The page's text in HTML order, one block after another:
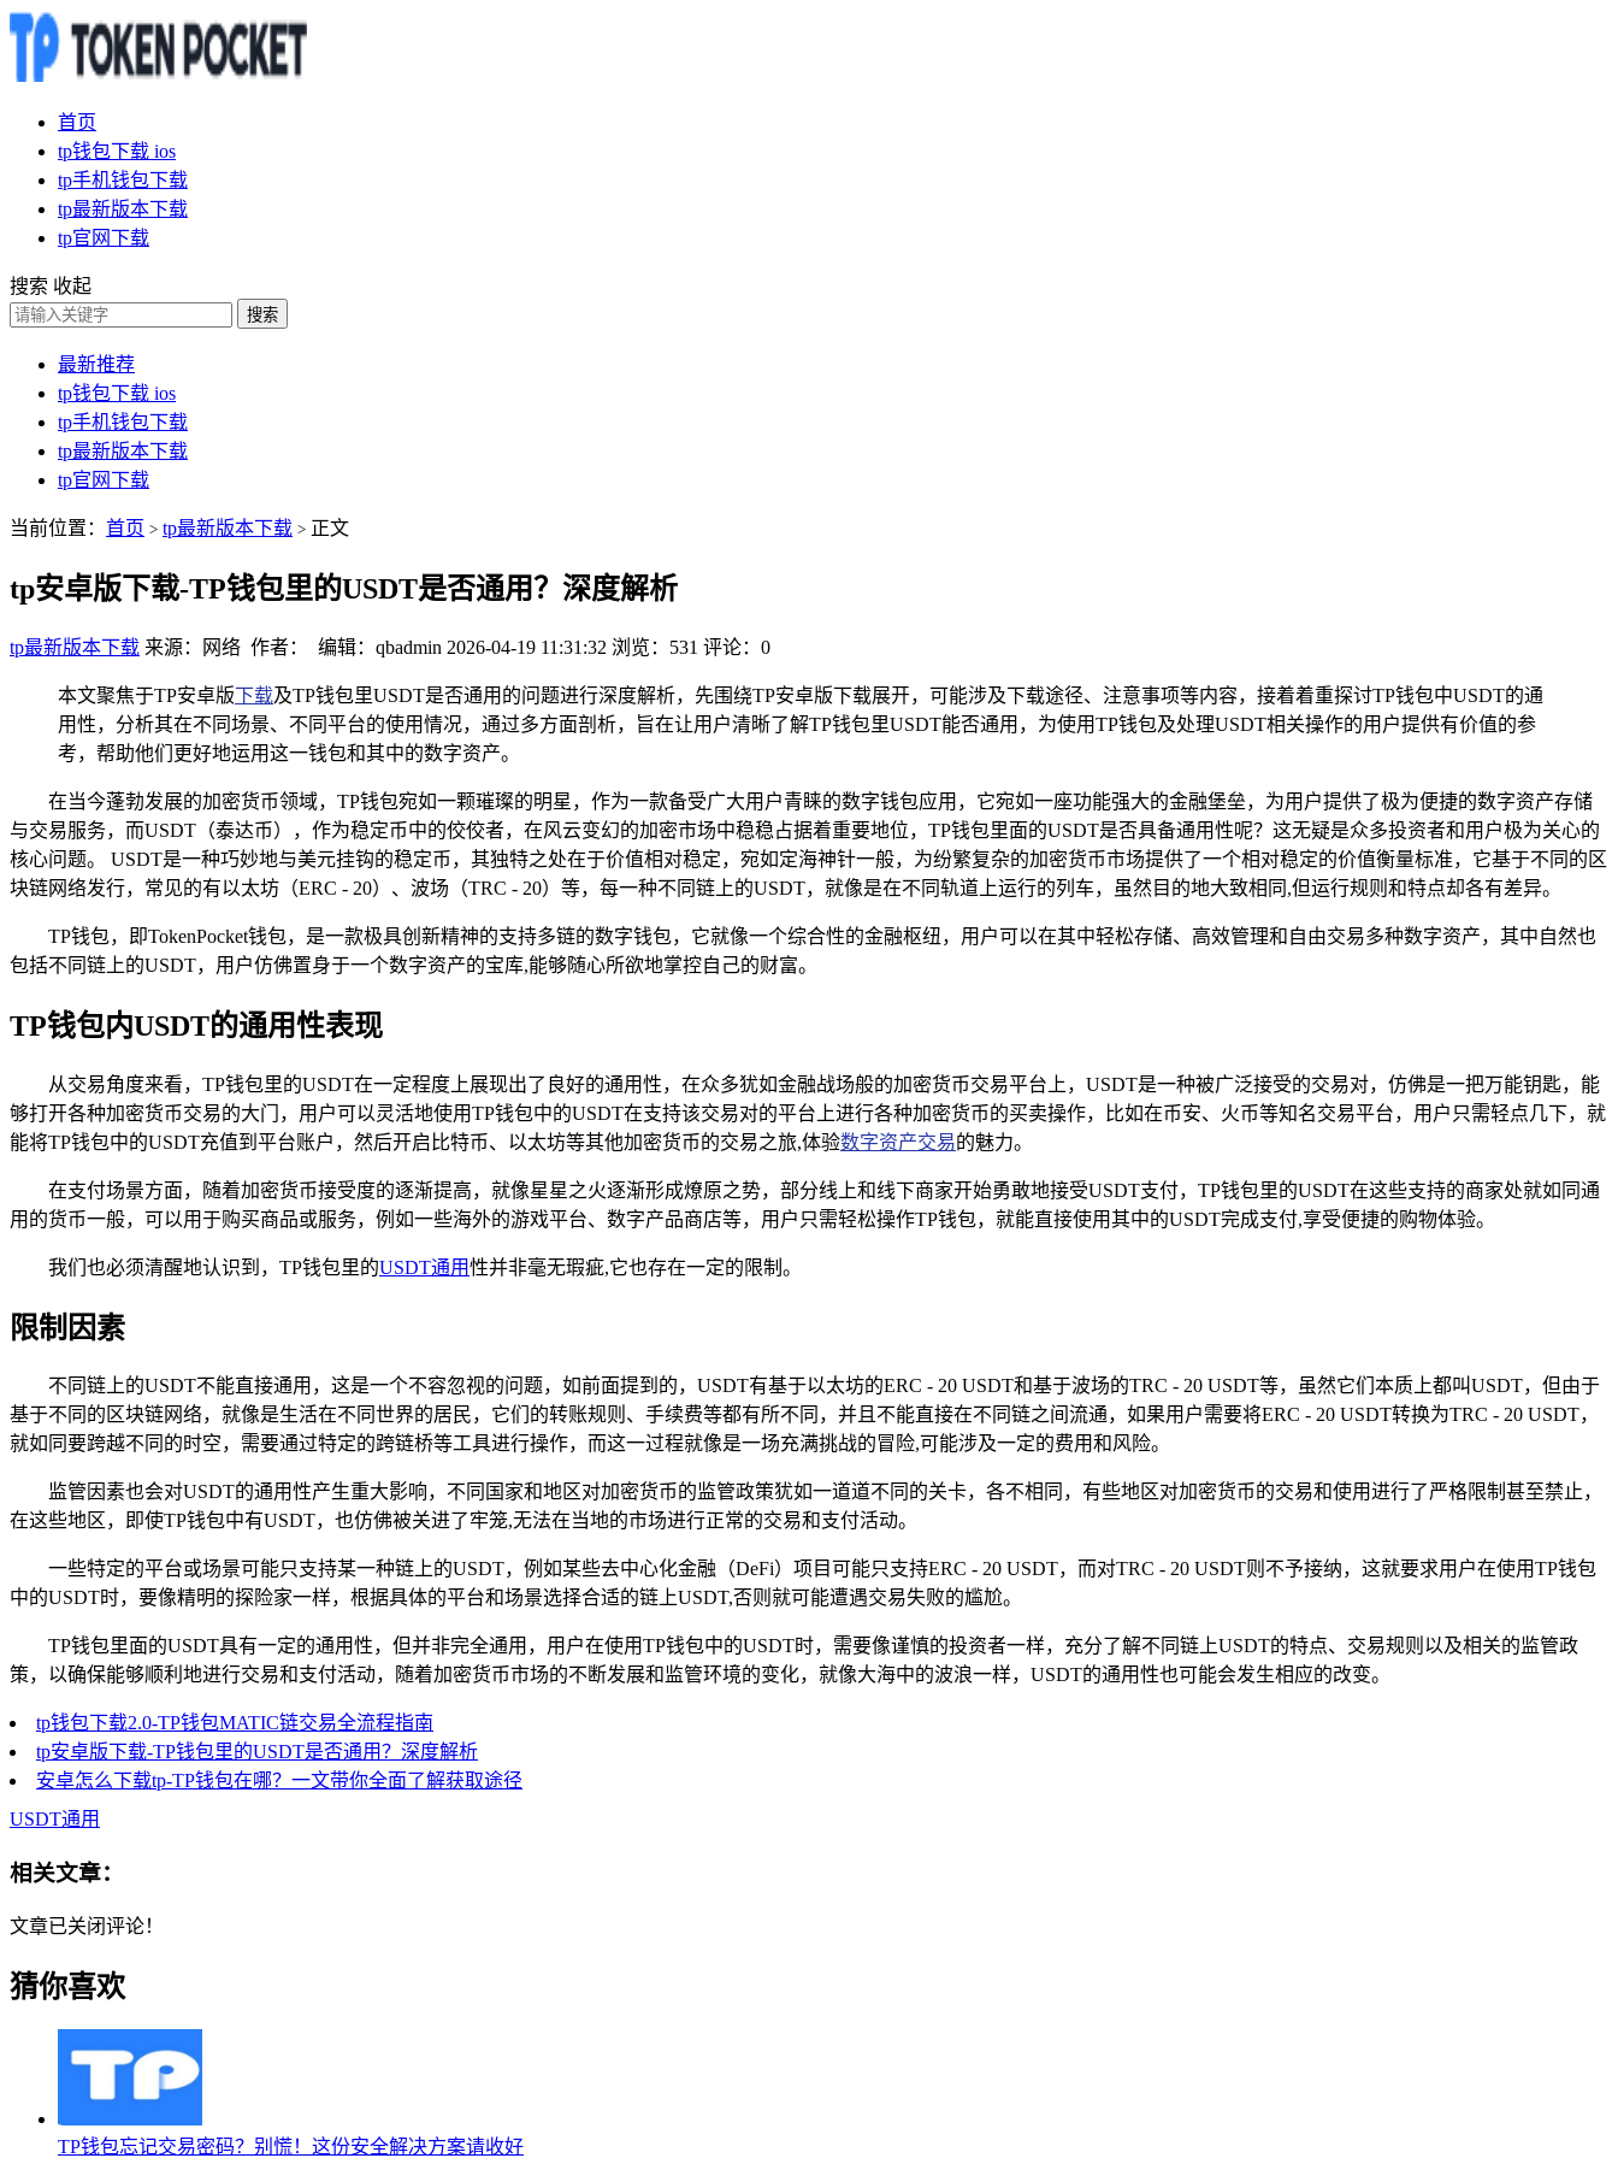
首页
tp钱包下载 ios
tp手机钱包下载
tp最新版本下载
tp官网下载
搜索 收起
搜索
最新推荐
tp钱包下载 ios
tp手机钱包下载
tp最新版本下载
tp官网下载
当前位置： 首页 > tp最新版本下载 > 正文
tp安卓版下载-TP钱包里的USDT是否通用？深度解析
tp最新版本下载 来源：网络 作者： 编辑：qbadmin 2026-04-19 11:31:32 浏览：531 评论：0
本文聚焦于TP安卓版下载及TP钱包里USDT是否通用的问题进行深度解析，先围绕TP安卓版下载展开，可能涉及下载途径、注意事项等内容，接着着重探讨TP钱包中USDT的通
用性，分析其在不同场景、不同平台的使用情况，通过多方面剖析，旨在让用户清晰了解TP钱包里USDT能否通用，为使用TP钱包及处理USDT相关操作的用户提供有价值的参
考，帮助他们更好地运用这一钱包和其中的数字资产。
在当今蓬勃发展的加密货币领域，TP钱包宛如一颗璀璨的明星，作为一款备受广大用户青睐的数字钱包应用，它宛如一座功能强大的金融堡垒，为用户提供了极为便捷的数字资产存储
与交易服务，而USDT（泰达币），作为稳定币中的佼佼者，在风云变幻的加密市场中稳稳占据着重要地位，TP钱包里面的USDT是否具备通用性呢？这无疑是众多投资者和用户极为关心的
核心问题。 USDT是一种巧妙地与美元挂钩的稳定币，其独特之处在于价值相对稳定，宛如定海神针一般，为纷繁复杂的加密货币市场提供了一个相对稳定的价值衡量标准，它基于不同的区
块链网络发行，常见的有以太坊（ERC - 20）、波场（TRC - 20）等，每一种不同链上的USDT，就像是在不同轨道上运行的列车，虽然目的地大致相同,但运行规则和特点却各有差异。
TP钱包，即TokenPocket钱包，是一款极具创新精神的支持多链的数字钱包，它就像一个综合性的金融枢纽，用户可以在其中轻松存储、高效管理和自由交易多种数字资产，其中自然也
包括不同链上的USDT，用户仿佛置身于一个数字资产的宝库,能够随心所欲地掌控自己的财富。
TP钱包内USDT的通用性表现
从交易角度来看，TP钱包里的USDT在一定程度上展现出了良好的通用性，在众多犹如金融战场般的加密货币交易平台上，USDT是一种被广泛接受的交易对，仿佛是一把万能钥匙，能
够打开各种加密货币交易的大门，用户可以灵活地使用TP钱包中的USDT在支持该交易对的平台上进行各种加密货币的买卖操作，比如在币安、火币等知名交易平台，用户只需轻点几下，就
能将TP钱包中的USDT充值到平台账户，然后开启比特币、以太坊等其他加密货币的交易之旅,体验数字资产交易的魅力。
在支付场景方面，随着加密货币接受度的逐渐提高，就像星星之火逐渐形成燎原之势，部分线上和线下商家开始勇敢地接受USDT支付，TP钱包里的USDT在这些支持的商家处就如同通
用的货币一般，可以用于购买商品或服务，例如一些海外的游戏平台、数字产品商店等，用户只需轻松操作TP钱包，就能直接使用其中的USDT完成支付,享受便捷的购物体验。
我们也必须清醒地认识到，TP钱包里的USDT通用性并非毫无瑕疵,它也存在一定的限制。
限制因素
不同链上的USDT不能直接通用，这是一个不容忽视的问题，如前面提到的，USDT有基于以太坊的ERC - 20 USDT和基于波场的TRC - 20 USDT等，虽然它们本质上都叫USDT，但由于
基于不同的区块链网络，就像是生活在不同世界的居民，它们的转账规则、手续费等都有所不同，并且不能直接在不同链之间流通，如果用户需要将ERC - 20 USDT转换为TRC - 20 USDT，
就如同要跨越不同的时空，需要通过特定的跨链桥等工具进行操作，而这一过程就像是一场充满挑战的冒险,可能涉及一定的费用和风险。
监管因素也会对USDT的通用性产生重大影响，不同国家和地区对加密货币的监管政策犹如一道道不同的关卡，各不相同，有些地区对加密货币的交易和使用进行了严格限制甚至禁止，
在这些地区，即使TP钱包中有USDT，也仿佛被关进了牢笼,无法在当地的市场进行正常的交易和支付活动。
一些特定的平台或场景可能只支持某一种链上的USDT，例如某些去中心化金融（DeFi）项目可能只支持ERC - 20 USDT，而对TRC - 20 USDT则不予接纳，这就要求用户在使用TP钱包
中的USDT时，要像精明的探险家一样，根据具体的平台和场景选择合适的链上USDT,否则就可能遭遇交易失败的尴尬。
TP钱包里面的USDT具有一定的通用性，但并非完全通用，用户在使用TP钱包中的USDT时，需要像谨慎的投资者一样，充分了解不同链上USDT的特点、交易规则以及相关的监管政
策，以确保能够顺利地进行交易和支付活动，随着加密货币市场的不断发展和监管环境的变化，就像大海中的波浪一样，USDT的通用性也可能会发生相应的改变。
tp钱包下载2.0-TP钱包MATIC链交易全流程指南
tp安卓版下载-TP钱包里的USDT是否通用？深度解析
安卓怎么下载tp-TP钱包在哪？一文带你全面了解获取途径
USDT通用
相关文章：
文章已关闭评论！
猜你喜欢
TP钱包忘记交易密码？别慌！这份安全解决方案请收好